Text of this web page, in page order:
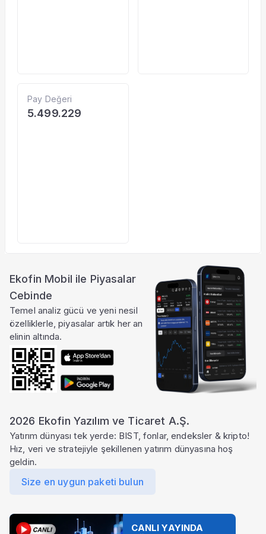
Pay Değeri
5.499.229
Ekofin Mobil ile Piyasalar
Cebinde
Temel analiz gücü ve yeni nesil
özelliklerle, piyasalar artık her an
elinin altında.
2026 Ekofin Yazılım ve Ticaret A.Ş.
Yatırım dünyası tek yerde: BIST, fonlar, endeksler & kripto!
Hız, veri ve stratejiyle şekillenen yatırım dünyasına hoş
geldin.
Size en uygun paketi bulun
CANLI YAYINDA